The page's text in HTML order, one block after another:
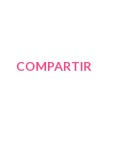
COMPARTIR